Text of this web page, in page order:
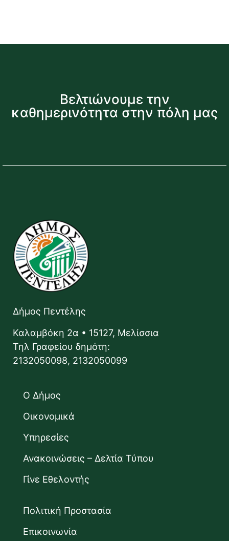
Βελτιώνουμε την
καθημερινότητα στην πόλη μας
Δήμος Πεντέλης
Καλαμβόκη 2α • 15127, Μελίσσια
Τηλ Γραφείου δημότη:
2132050098, 2132050099
Ο Δήμος
Οικονομικά
Υπηρεσίες
Ανακοινώσεις – Δελτία Τύπου
Γίνε Εθελοντής
Πολιτική Προστασία
Επικοινωνία